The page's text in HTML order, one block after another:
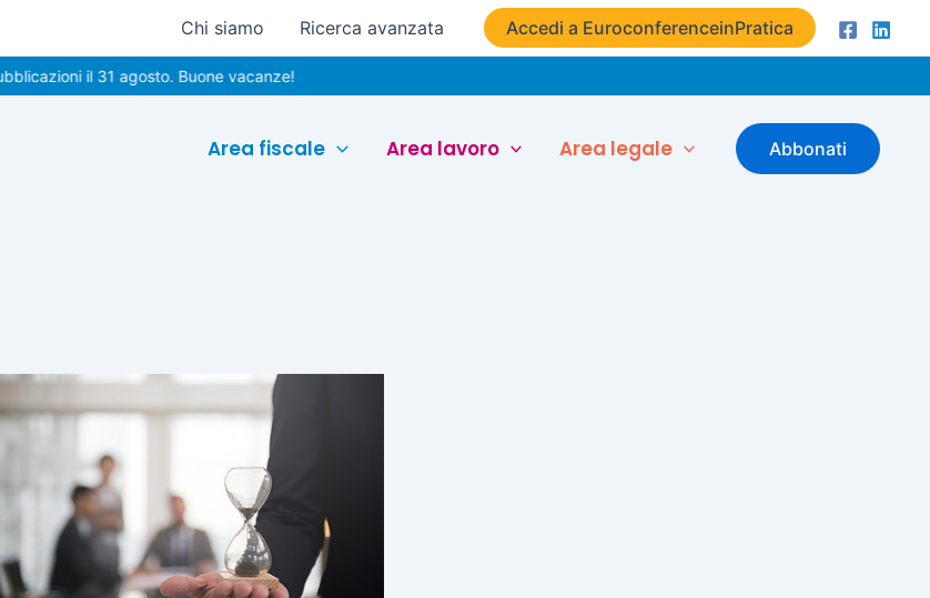
Chi siamo Ricerca avanzata Accedi a EuroconferenceinPratica
il 31 agosto. Buone vacanze!
Area fiscale Area lavoro Area legale Abbonati